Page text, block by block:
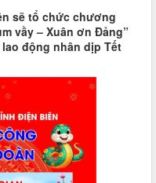
sẽ tổ chức chương
vầy – Xuân ơn Đảng”
động nhân dịp Tết